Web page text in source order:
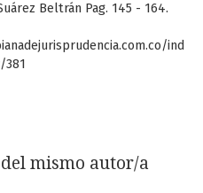
Beltrán Pag. 145 - 164.
ind
mismo autor/a